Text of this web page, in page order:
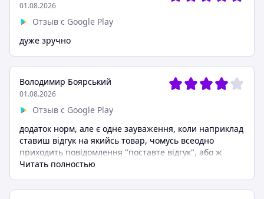
01.08.2026
Отзыв с Google Play
дуже зручно
Володимир Боярський
01.08.2026
Отзыв с Google Play
додаток норм, але є одне зауваження, коли наприклад
ставиш відгук на якийсь товар, чомусь всеодно
приходить повідомлення "поставте відгук", або ж
можна ставити по другому кругу, зробіть щось з цим
Читать полностью